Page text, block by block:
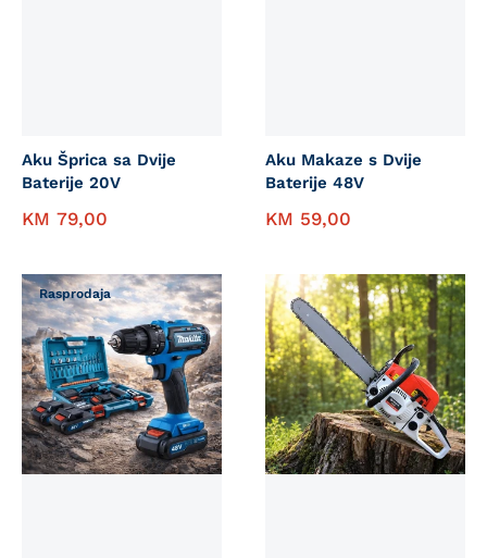
Aku Šprica sa Dvije
Baterije 20V
KM 79,00
Aku Makaze s Dvije
Baterije 48V
KM 59,00
Rasprodaja